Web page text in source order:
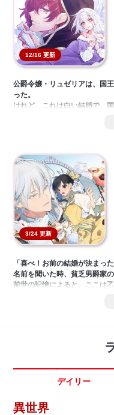
12/16 更新
公爵令嬢・リュゼリアは、国
った。
けれど、これは白い結婚で、
寄せ彼女に夢中。国王への恋
国の薬師・アキルから渡され
大国の王太子で、あるものを
ものがリュゼリアだと告げら
愛されなかった元王妃×恋を
3/24 更新
「喜べ！お前の結婚が決まっ
名前を聞いた時、貧乏男爵家
前世の記憶によると、ここは
攻略対象者”の婚約者＝オー
まで頑張って生きてきたのに
デイリー
異世界